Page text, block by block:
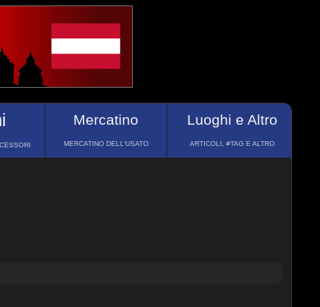
Mercatino
MERCATINO DELL'USATO
Luoghi e Altro
ARTICOLI, #TAG E ALTRO